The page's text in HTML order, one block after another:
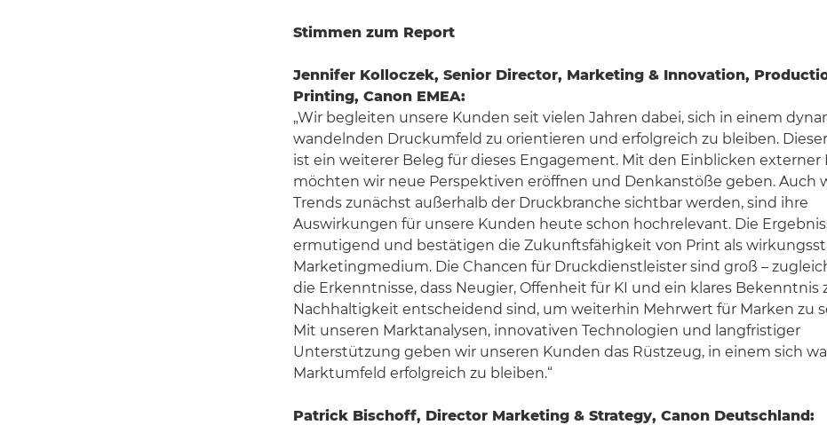
Stimmen zum Report
Jennifer Kolloczek, Senior Director, Marketing & Innovation,
Printing, Canon EMEA:
„Wir begleiten unsere Kunden seit vielen Jahren dabei, sich in einem
wandelnden Druckumfeld zu orientieren und erfolgreich zu bleiben.
ist ein weiterer Beleg für dieses Engagement. Mit den Einblicken externer
möchten wir neue Perspektiven eröffnen und Denkanstöße geben. Auch
Trends zunächst außerhalb der Druckbranche sichtbar werden, sind ihre
Auswirkungen für unsere Kunden heute schon hochrelevant. Die
ermutigend und bestätigen die Zukunftsfähigkeit von Print als
Marketingmedium. Die Chancen für Druckdienstleister sind groß –
die Erkenntnisse, dass Neugier, Offenheit für KI und ein klares Bekenntnis
Nachhaltigkeit entscheidend sind, um weiterhin Mehrwert für Marken zu
Mit unseren Marktanalysen, innovativen Technologien und langfristiger
Unterstützung geben wir unseren Kunden das Rüstzeug, in einem sich
Marktumfeld erfolgreich zu bleiben.“
Patrick Bischoff, Director Marketing & Strategy, Canon Deutschland: